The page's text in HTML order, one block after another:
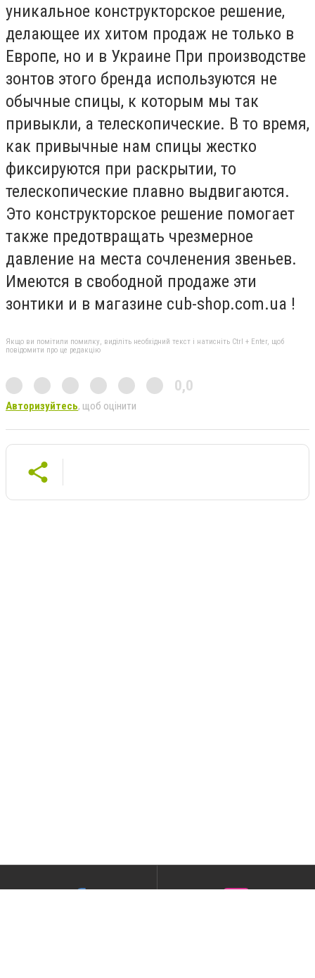
уникальное конструкторское решение,
делающее их хитом продаж не только в
Европе, но и в Украине При производстве
зонтов этого бренда используются не
обычные спицы, к которым мы так
привыкли, а телескопические. В то время,
как привычные нам спицы жестко
фиксируются при раскрытии, то
телескопические плавно выдвигаются.
Это конструкторское решение помогает
также предотвращать чрезмерное
давление на места сочленения звеньев.
Имеются в свободной продаже эти
зонтики и в магазине cub-shop.com.ua !
Якщо ви помітили помилку, виділіть необхідний текст і натисніть Ctrl + Enter, щоб
повідомити про це редакцію
0,0
Авторизуйтесь, щоб оцінити